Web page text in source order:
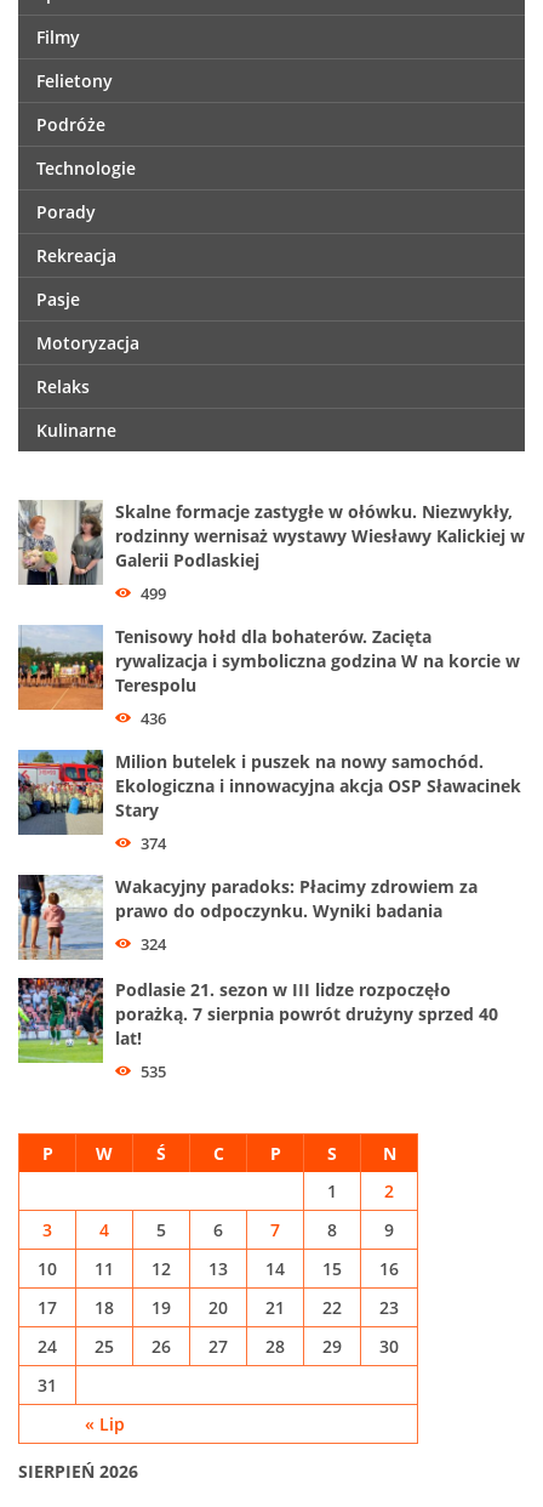
Filmy
Felietony
Podróże
Technologie
Porady
Rekreacja
Pasje
Motoryzacja
Relaks
Kulinarne
Skalne formacje zastygłe w ołówku. Niezwykły,
rodzinny wernisaż wystawy Wiesławy Kalickiej w
Galerii Podlaskiej
499
Tenisowy hołd dla bohaterów. Zacięta
rywalizacja i symboliczna godzina W na korcie w
Terespolu
436
Milion butelek i puszek na nowy samochód.
Ekologiczna i innowacyjna akcja OSP Sławacinek
Stary
374
Wakacyjny paradoks: Płacimy zdrowiem za
prawo do odpoczynku. Wyniki badania
324
Podlasie 21. sezon w III lidze rozpoczęło
porażką. 7 sierpnia powrót drużyny sprzed 40
lat!
535
SIERPIEŃ 2026
P W Ś C P S N
« Lip
1
2
3
4 5 6 7 8
9
10
11 12 13 14 15
16
17
18 19 20 21 22
23
24
25 26 27 28 29
30
31